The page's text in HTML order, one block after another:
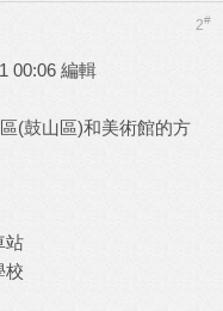
2#
00:06 編輯
(鼓山區)和美術館的方
站
校